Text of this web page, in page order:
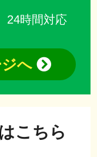
24時間対応
へ
はこちら